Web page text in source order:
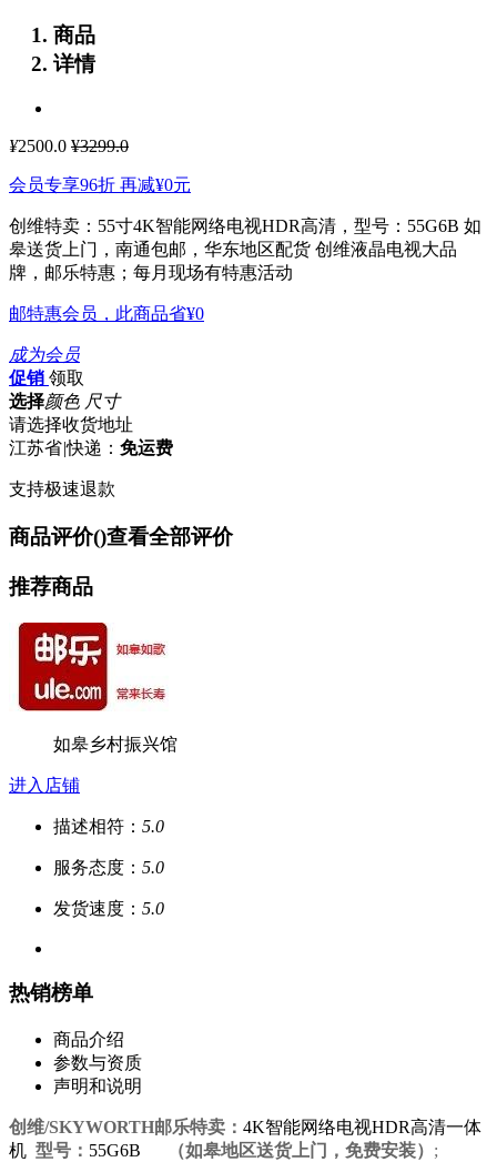
商品
详情
¥2500.0 ¥3299.0
会员专享96折 再减¥0元
创维特卖：55寸4K智能网络电视HDR高清，型号：55G6B 如
皋送货上门，南通包邮，华东地区配货 创维液晶电视大品
牌，邮乐特惠；每月现场有特惠活动
邮特惠会员，此商品省¥0
成为会员
促销 领取
选择颜色 尺寸
请选择收货地址
江苏省|快递： 免运费
支持极速退款
商品评价()查看全部评价
推荐商品
如皋乡村振兴馆
进入店铺
描述相符： 5.0
服务态度： 5.0
发货速度： 5.0
热销榜单
商品介绍
参数与资质
声明和说明
创维/SKYWORTH邮乐特卖： 4K智能网络电视HDR高清一体
机 型号： 55G6B （如皋地区送货上门，免费安装） ;